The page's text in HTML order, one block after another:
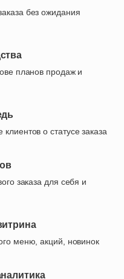
без ожидания
планов продаж и
о статусе заказа
заказа для себя и
меню, акций, новинок